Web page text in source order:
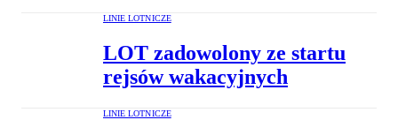
LINIE LOTNICZE
LOT zadowolony ze startu
rejsów wakacyjnych
LINIE LOTNICZE